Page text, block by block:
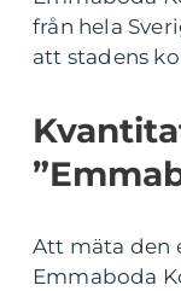
från hela
att stadens
Att mäta den
Emmaboda